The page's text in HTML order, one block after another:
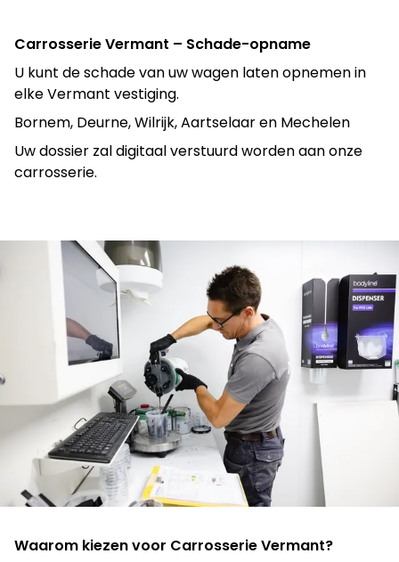
Carrosserie Vermant – Schade-opname
U kunt de schade van uw wagen laten opnemen in
elke Vermant vestiging.
Bornem, Deurne, Wilrijk, Aartselaar en Mechelen
Uw dossier zal digitaal verstuurd worden aan onze
carrosserie.
Waarom kiezen voor Carrosserie Vermant?